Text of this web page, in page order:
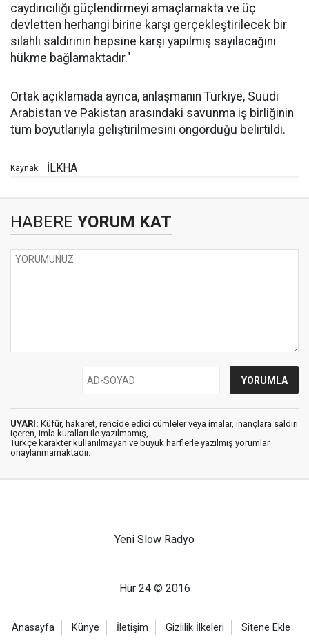
caydırıcılığı güçlendirmeyi amaçlamakta ve üç
devletten herhangi birine karşı gerçekleştirilecek bir
silahlı saldırının hepsine karşı yapılmış sayılacağını
hükme bağlamaktadır."
Ortak açıklamada ayrıca, anlaşmanın Türkiye, Suudi
Arabistan ve Pakistan arasındaki savunma iş birliğinin
tüm boyutlarıyla geliştirilmesini öngördüğü belirtildi.
Kaynak: İLKHA
HABERE YORUM KAT
UYARI: Küfür, hakaret, rencide edici cümleler veya imalar, inançlara saldırı
içeren, imla kuralları ile yazılmamış,
Türkçe karakter kullanılmayan ve büyük harflerle yazılmış yorumlar
onaylanmamaktadır.
Yeni Slow Radyo
Hür 24 © 2016
Anasayfa Künye İletişim Gizlilik İlkeleri Sitene Ekle